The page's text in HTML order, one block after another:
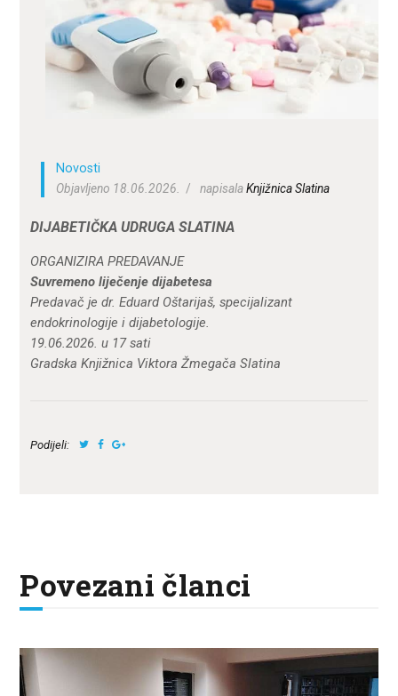
O KNJIŽNICI
ZA KORISNIKE
ODJELI
DOKUMENTI
Novosti
Objavljeno 18.06.2026.
napisalaKnjižnica Slatina
DIJABETIČKA UDRUGA SLATINA
ORGANIZIRA PREDAVANJE
Suvremeno liječenje dijabetesa
Predavač je dr. Eduard Oštarijaš, specijalizant
endokrinologije i dijabetologije.
19.06.2026. u 17 sati
Gradska Knjižnica Viktora Žmegača Slatina
Podijeli:
Povezani članci